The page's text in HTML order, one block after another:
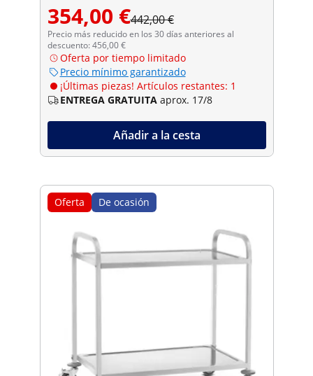
354,00 €442,00 €
Precio más reducido en los 30 días anteriores al
descuento: 456,00 €
Oferta por tiempo limitado
Precio mínimo garantizado
¡Últimas piezas! Artículos restantes: 1
ENTREGA GRATUITA aprox. 17/8
Añadir a la cesta
Oferta De ocasión